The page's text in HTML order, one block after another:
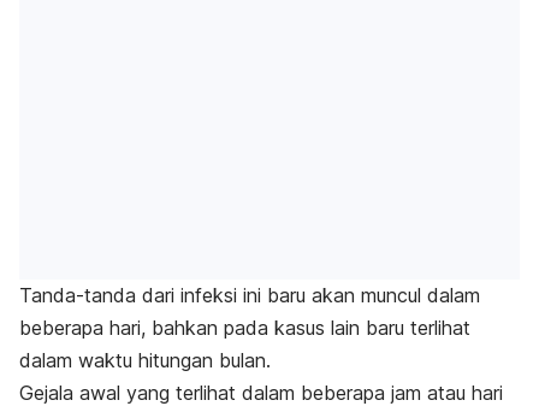
Tanda-tanda dari infeksi ini baru akan muncul dalam
beberapa hari, bahkan pada kasus lain baru terlihat
dalam waktu hitungan bulan.
Gejala awal yang terlihat dalam beberapa jam atau hari